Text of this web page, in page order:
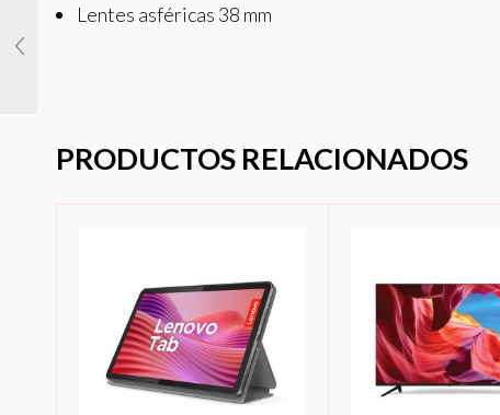
Lentes asféricas 38 mm
PRODUCTOS RELACIONADOS